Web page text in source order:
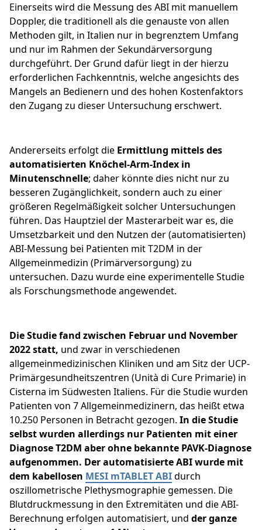
Einerseits wird die Messung des ABI mit manuellem
Doppler, die traditionell als die genauste von allen
Methoden gilt, in Italien nur in begrenztem Umfang
und nur im Rahmen der Sekundärversorgung
durchgeführt. Der Grund dafür liegt in der hierzu
erforderlichen Fachkenntnis, welche angesichts des
Mangels an Bedienern und des hohen Kostenfaktors
den Zugang zu dieser Untersuchung erschwert.
Andererseits erfolgt die Ermittlung mittels des
automatisierten Knöchel-Arm-Index in
Minutenschnelle; daher könnte dies nicht nur zu
besseren Zugänglichkeit, sondern auch zu einer
größeren Regelmäßigkeit solcher Untersuchungen
führen. Das Hauptziel der Masterarbeit war es, die
Umsetzbarkeit und den Nutzen der (automatisierten)
ABI-Messung bei Patienten mit T2DM in der
Allgemeinmedizin (Primärversorgung) zu
untersuchen. Dazu wurde eine experimentelle Studie
als Forschungsmethode angewendet.
Die Studie fand zwischen Februar und November
2022 statt, und zwar in verschiedenen
allgemeinmedizinischen Kliniken und am Sitz der UCP-
Primärgesundheitszentren (Unità di Cure Primarie) in
Cisterna im Südwesten Italiens. Für die Studie wurden
Patienten von 7 Allgemeinmedizinern, das heißt etwa
10.250 Personen in Betracht gezogen. In die Studie
selbst wurden allerdings nur Patienten mit einer
Diagnose T2DM aber ohne bekannte PAVK-Diagnose
aufgenommen. Der automatisierte ABI wurde mit
dem kabellosen MESI mTABLET ABIdurch
oszillometrische Plethysmographie gemessen. Die
Blutdruckmessung in den Extremitäten und die ABI-
Berechnung erfolgen automatisiert, und der ganze